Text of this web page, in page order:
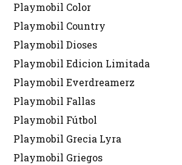
Playmobil Color
Playmobil Country
Playmobil Dioses
Playmobil Edicion Limitada
Playmobil Everdreamerz
Playmobil Fallas
Playmobil Fútbol
Playmobil Grecia Lyra
Playmobil Griegos